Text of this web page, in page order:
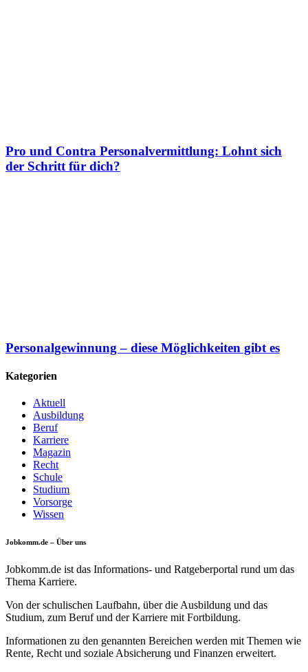
Pro und Contra Personalvermittlung: Lohnt sich
der Schritt für dich?
Personalgewinnung – diese Möglichkeiten gibt es
Kategorien
Aktuell
Ausbildung
Beruf
Karriere
Magazin
Recht
Schule
Studium
Vorsorge
Wissen
Jobkomm.de – Über uns
Jobkomm.de ist das Informations- und Ratgeberportal rund um das
Thema Karriere.
Von der schulischen Laufbahn, über die Ausbildung und das
Studium, zum Beruf und der Karriere mit Fortbildung.
Informationen zu den genannten Bereichen werden mit Themen wie
Rente, Recht und soziale Absicherung und Finanzen erweitert.